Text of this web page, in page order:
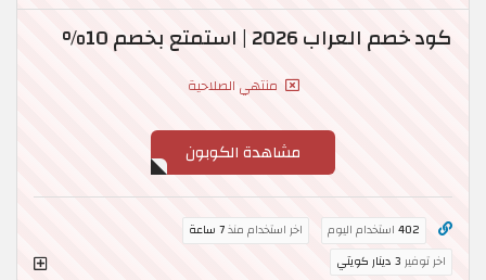
كود خصم العراب 2026 | استمتع بخصم 10%
منتهي الصلاحية
مشاهدة الكوبون
402 استخدام اليوم اخر استخدام منذ7 ساعة
اخر توفير 3 دينار كويتي